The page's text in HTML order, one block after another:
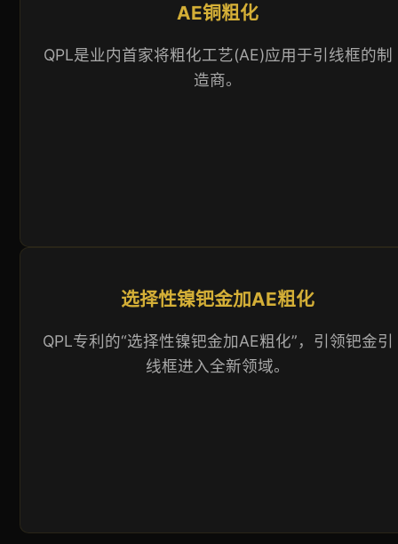
AE铜粗化
QPL是业内首家将粗化工艺(AE)应用于引线框的制
造商。
选择性镍钯金加AE粗化
QPL专利的“选择性镍钯金加AE粗化”，引领钯金引
线框进入全新领域。